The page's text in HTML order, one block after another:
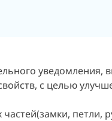
с целью
петли,